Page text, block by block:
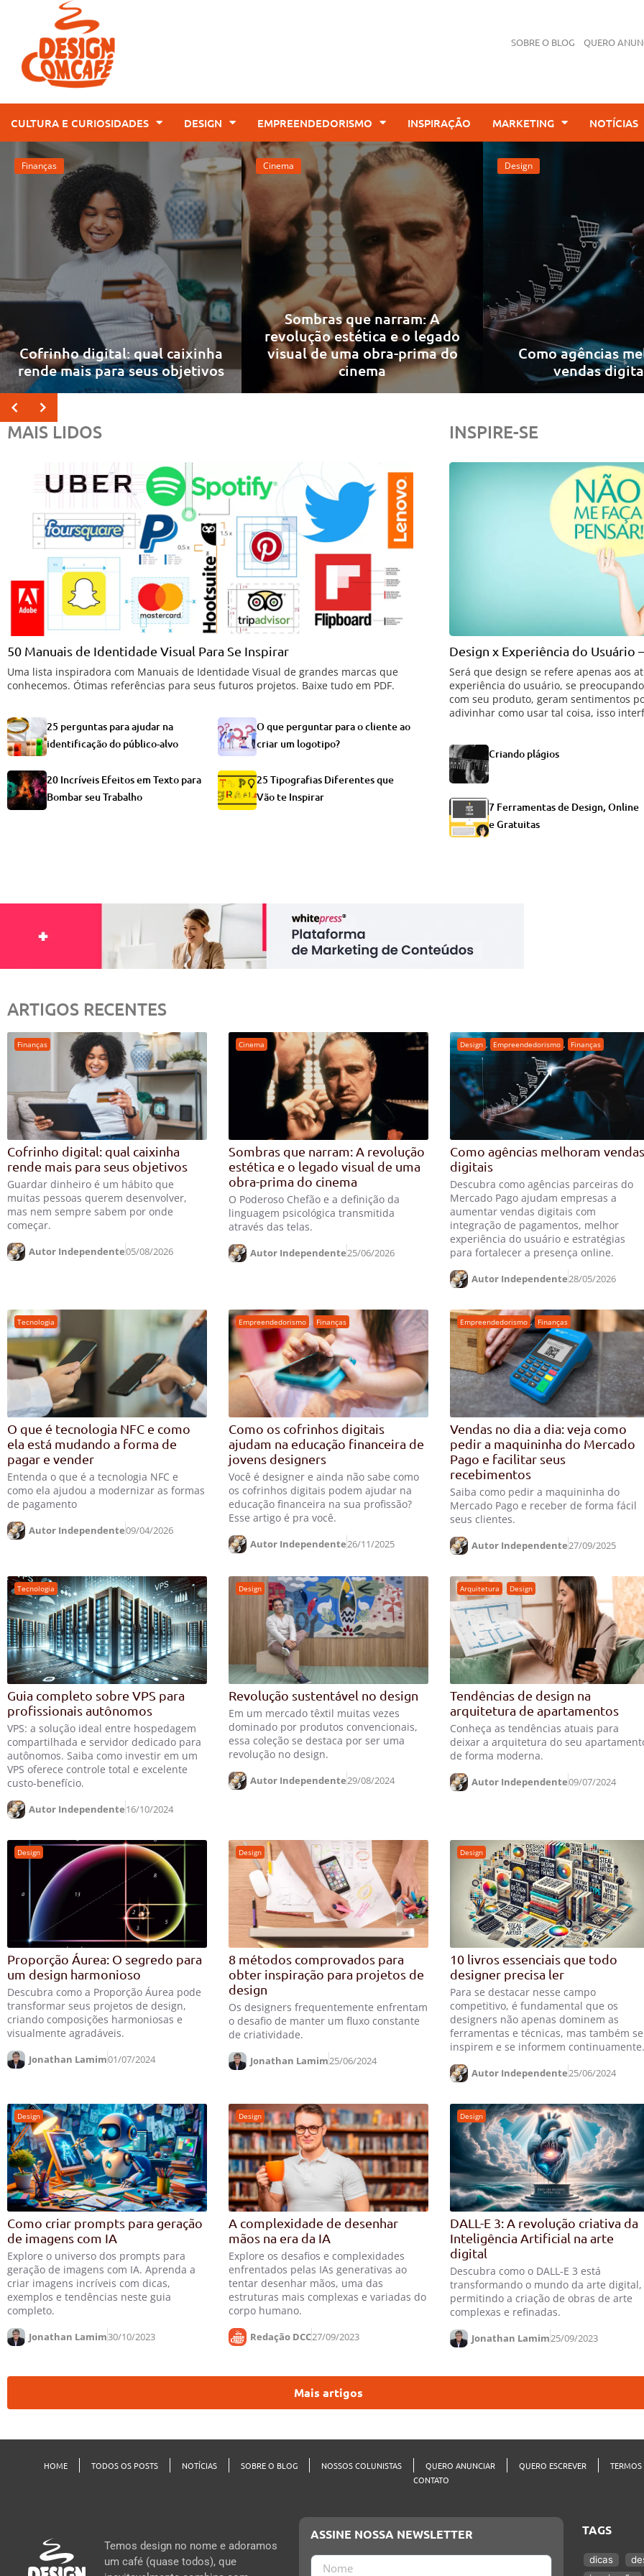
SOBRE O BLOG QUERO
CULTURA E CURIOSIDADES DESIGN EMPREENDEDORISMO INSPIRAÇÃO MARKETING NOTÍCIAS
Finanças
Cofrinho digital: qual caixinha
rende mais para seus objetivos
Cinema
Sombras que narram: A
revolução estética e o legado
visual de uma obra-prima do
cinema
Design
Como agências
vendas
MAIS LIDOS
50 Manuais de Identidade Visual Para Se Inspirar
Uma lista inspiradora com Manuais de Identidade Visual de grandes marcas que
conhecemos. Ótimas referências para seus futuros projetos. Baixe tudo em PDF.
25 perguntas para ajudar na
identificação do público-alvo
O que perguntar para o cliente ao
criar um logotipo?
20 Incríveis Efeitos em Texto para
Bombar seu Trabalho
25 Tipografias Diferentes que
Vão te Inspirar
INSPIRE-SE
Design x Experiência do Usuário
Será que design se refere apenas aos
experiência do usuário, se
com seu produto, geram sentimentos
adivinhar como usar tal coisa, isso
Criando plágios
7 Ferramentas de Design, Online
e Gratuitas
ARTIGOS RECENTES
Finanças
Cofrinho digital: qual caixinha
rende mais para seus objetivos
Guardar dinheiro é um hábito que
muitas pessoas querem desenvolver,
mas nem sempre sabem por onde
começar.
Autor Independente05/08/2026
Cinema
Sombras que narram: A revolução
estética e o legado visual de uma
obra-prima do cinema
O Poderoso Chefão e a definição da
linguagem psicológica transmitida
através das telas.
Autor Independente25/06/2026
Design Empreendedorismo Finanças
Como agências melhoram vendas
digitais
Descubra como agências parceiras do
Mercado Pago ajudam empresas a
aumentar vendas digitais com
integração de pagamentos, melhor
experiência do usuário e estratégias
para fortalecer a presença online.
Autor Independente28/05/2026
Tecnologia
O que é tecnologia NFC e como
ela está mudando a forma de
pagar e vender
Entenda o que é a tecnologia NFC e
como ela ajudou a modernizar as formas
de pagamento
Autor Independente09/04/2026
Empreendedorismo , Finanças
Como os cofrinhos digitais
ajudam na educação financeira de
jovens designers
Você é designer e ainda não sabe como
os cofrinhos digitais podem ajudar na
educação financeira na sua profissão?
Esse artigo é pra você.
Autor Independente26/11/2025
Empreendedorismo , Finanças
Vendas no dia a dia: veja como
pedir a maquininha do Mercado
Pago e facilitar seus
recebimentos
Saiba como pedir a maquininha do
Mercado Pago e receber de forma fácil
seus clientes.
Autor Independente27/09/2025
Tecnologia
Guia completo sobre VPS para
profissionais autônomos
VPS: a solução ideal entre hospedagem
compartilhada e servidor dedicado para
autônomos. Saiba como investir em um
VPS oferece controle total e excelente
custo-benefício.
Autor Independente16/10/2024
Design
Revolução sustentável no design
Em um mercado têxtil muitas vezes
dominado por produtos convencionais,
essa coleção se destaca por ser uma
revolução no design.
Autor Independente29/08/2024
Arquitetura Design
Tendências de design na
arquitetura de apartamentos
Conheça as tendências atuais para
deixar a arquitetura do seu
de forma moderna.
Autor Independente09/07/2024
Design
Proporção Áurea: O segredo para
um design harmonioso
Descubra como a Proporção Áurea pode
transformar seus projetos de design,
criando composições harmoniosas e
visualmente agradáveis.
Jonathan Lamim01/07/2024
Design
8 métodos comprovados para
obter inspiração para projetos de
design
Os designers frequentemente enfrentam
o desafio de manter um fluxo constante
de criatividade.
Jonathan Lamim25/06/2024
Design
10 livros essenciais que todo
designer precisa ler
Para se destacar nesse campo
competitivo, é fundamental que os
designers não apenas dominem as
ferramentas e técnicas, mas também se
inspirem e se informem continuamente.
Autor Independente25/06/2024
Design
Como criar prompts para geração
de imagens com IA
Explore o universo dos prompts para
geração de imagens com IA. Aprenda a
criar imagens incríveis com dicas,
exemplos e tendências neste guia
completo.
Jonathan Lamim30/10/2023
Design
A complexidade de desenhar
mãos na era da IA
Explore os desafios e complexidades
enfrentados pelas IAs generativas ao
tentar desenhar mãos, uma das
estruturas mais complexas e variadas do
corpo humano.
Redação DCC27/09/2023
Design
DALL-E 3: A revolução criativa da
Inteligência Artificial na arte
digital
Descubra como o DALL-E 3 está
transformando o mundo da arte digital,
permitindo a criação de obras de arte
complexas e refinadas.
Jonathan Lamim25/09/2023
Mais artigos
HOME TODOS OS POSTS NOTÍCIAS SOBRE O BLOG NOSSOS COLUNISTAS QUERO ANUNCIAR QUERO ESCREVER
CONTATO
Temos design no nome e adoramos
um café (quase todos), que
ASSINE NOSSA NEWSLETTER TAGS
dicas